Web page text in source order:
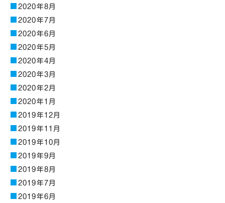
2020年8月
2020年7月
2020年6月
2020年5月
2020年4月
2020年3月
2020年2月
2020年1月
2019年12月
2019年11月
2019年10月
2019年9月
2019年8月
2019年7月
2019年6月